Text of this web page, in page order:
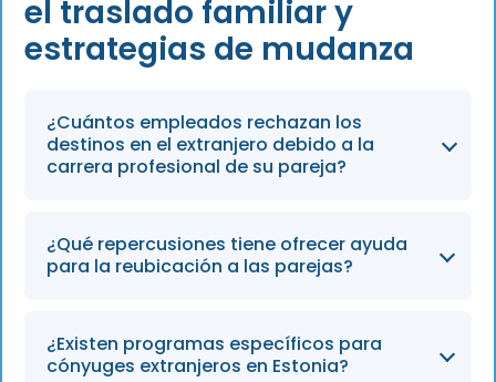
el traslado familiar y
estrategias de mudanza
¿Cuántos empleados rechazan los
destinos en el extranjero debido a la
carrera profesional de su pareja?
Las encuestas indican que el 75 % de las
empresas señalan que sus empleados
carrera profesional de su pareja, una
tendencia que se prevé que siga siendo un
¿Qué repercusiones tiene ofrecer ayuda
para la reubicación a las parejas?
Las empresas han observado un aumento del
33 % en el rendimiento de los empleados
¿Existen programas específicos para
cónyuges extranjeros en Estonia?